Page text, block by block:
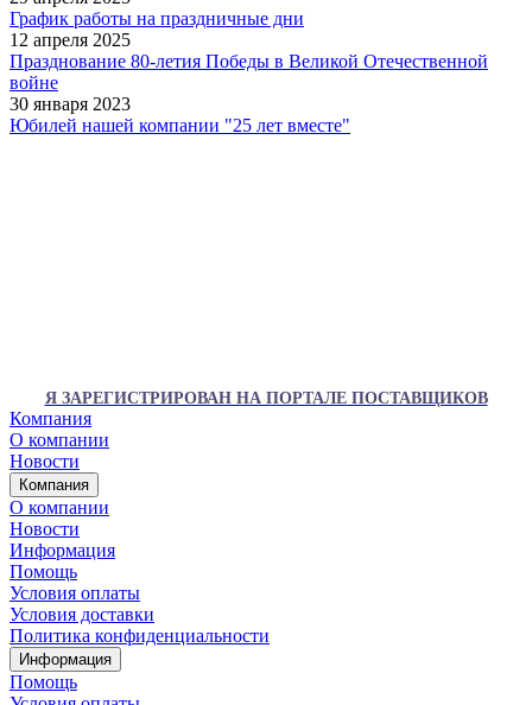
График работы на праздничные дни
12 апреля 2025
Празднование 80-летия Победы в Великой Отечественной
войне
30 января 2023
Юбилей нашей компании "25 лет вместе"
Я ЗАРЕГИСТРИРОВАН НА ПОРТАЛЕ ПОСТАВЩИКОВ
Компания
О компании
Новости
Компания
О компании
Новости
Информация
Помощь
Условия оплаты
Условия доставки
Политика конфиденциальности
Информация
Помощь